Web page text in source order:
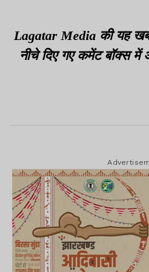
Lagatar Media की यह
नीचे दिए गए कमेंट बॉक्स में